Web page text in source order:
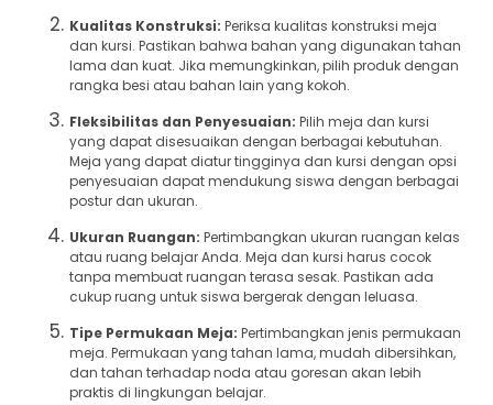
Kualitas Konstruksi: Periksa kualitas konstruksi meja
dan kursi. Pastikan bahwa bahan yang digunakan tahan
lama dan kuat. Jika memungkinkan, pilih produk dengan
rangka besi atau bahan lain yang kokoh.
Fleksibilitas dan Penyesuaian: Pilih meja dan kursi
yang dapat disesuaikan dengan berbagai kebutuhan.
Meja yang dapat diatur tingginya dan kursi dengan opsi
penyesuaian dapat mendukung siswa dengan berbagai
postur dan ukuran.
Ukuran Ruangan: Pertimbangkan ukuran ruangan kelas
atau ruang belajar Anda. Meja dan kursi harus cocok
tanpa membuat ruangan terasa sesak. Pastikan ada
cukup ruang untuk siswa bergerak dengan leluasa.
Tipe Permukaan Meja: Pertimbangkan jenis permukaan
meja. Permukaan yang tahan lama, mudah dibersihkan,
dan tahan terhadap noda atau goresan akan lebih
praktis di lingkungan belajar.